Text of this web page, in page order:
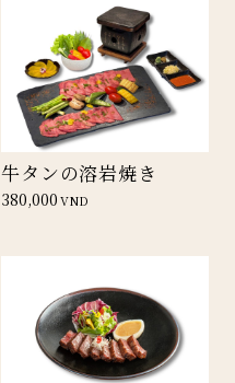
牛タンの溶岩焼き
380,000VND